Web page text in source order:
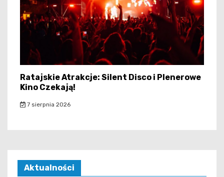
Ratajskie Atrakcje: Silent Disco i Plenerowe
Kino Czekają!
7 sierpnia 2026
Aktualności